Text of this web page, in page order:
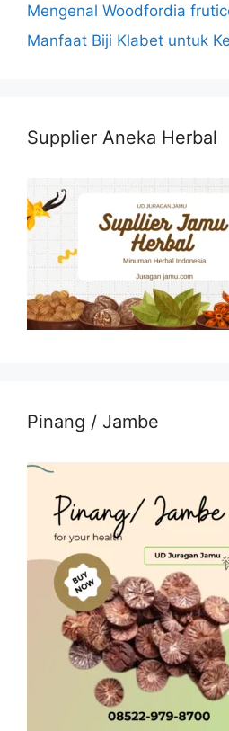
Mengenal Woodfordia
Manfaat Biji Klabet untuk
Supplier Aneka Herbal
Pinang / Jambe